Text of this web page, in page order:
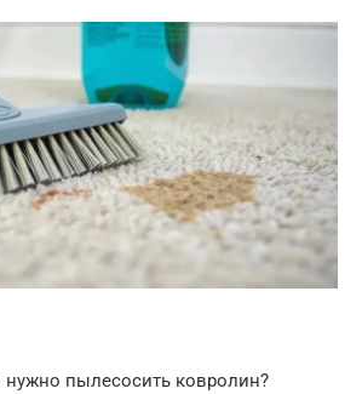
нужно пылесосить ковролин?